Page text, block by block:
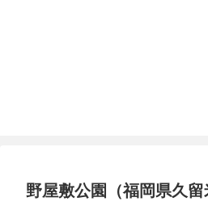
野屋敷公園（福岡県久留